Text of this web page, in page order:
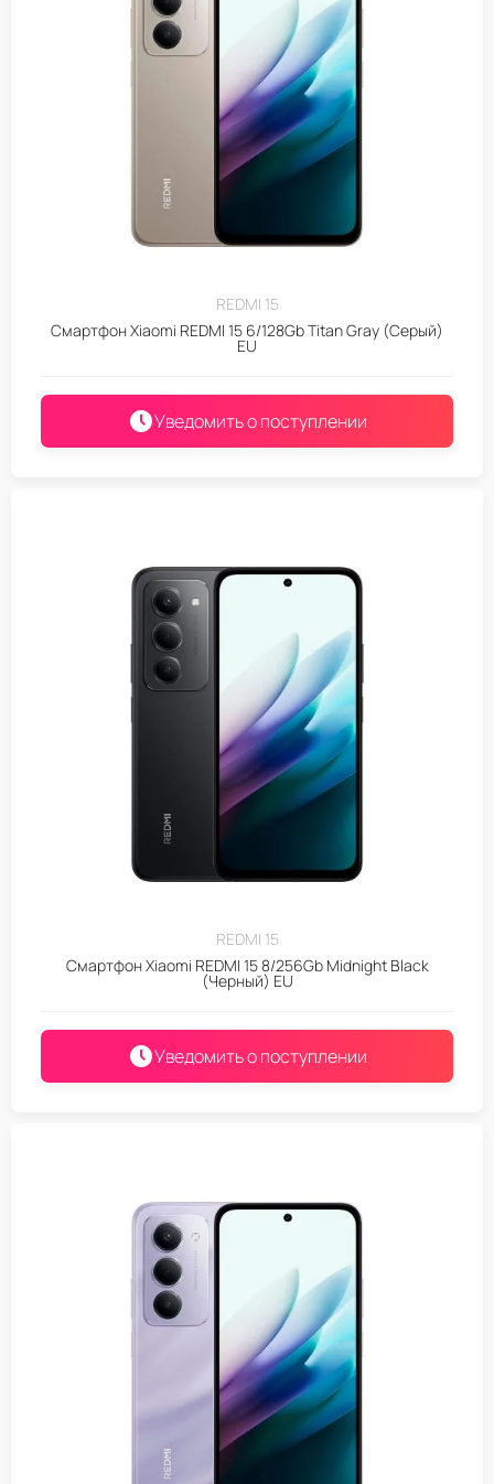
REDMI 15
Смартфон Xiaomi REDMI 15 6/128Gb Titan Gray (Серый)
EU
Уведомить о поступлении
REDMI 15
Смартфон Xiaomi REDMI 15 8/256Gb Midnight Black
(Черный) EU
Уведомить о поступлении